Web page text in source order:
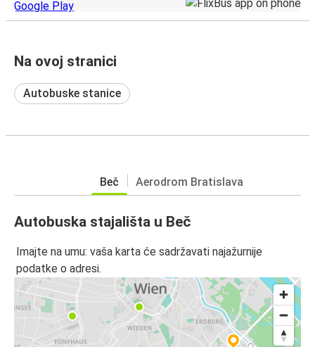
Na ovoj stranici
Autobuske stanice
Beč Aerodrom Bratislava
Autobuska stajališta u Beč
Imajte na umu: vaša karta će sadržavati najažurnije
podatke o adresi.